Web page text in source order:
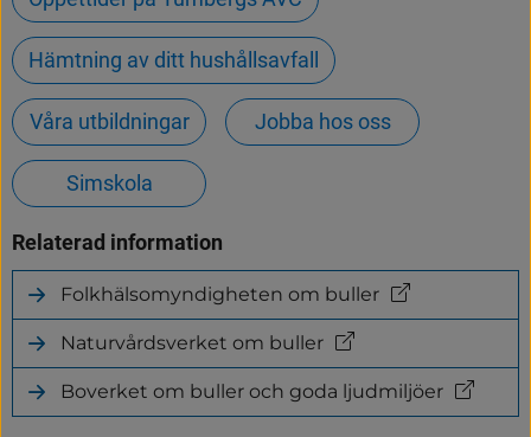
Hämtning av ditt hushållsavfall
Våra utbildningar Jobba hos oss
Simskola
Relaterad information
Folkhälsomyndigheten om buller
(länk
till
annan
webbplats)
Naturvårdsverket om buller
(länk
till
annan
webbplats)
Boverket om buller och goda ljudmiljöer
(länk
till